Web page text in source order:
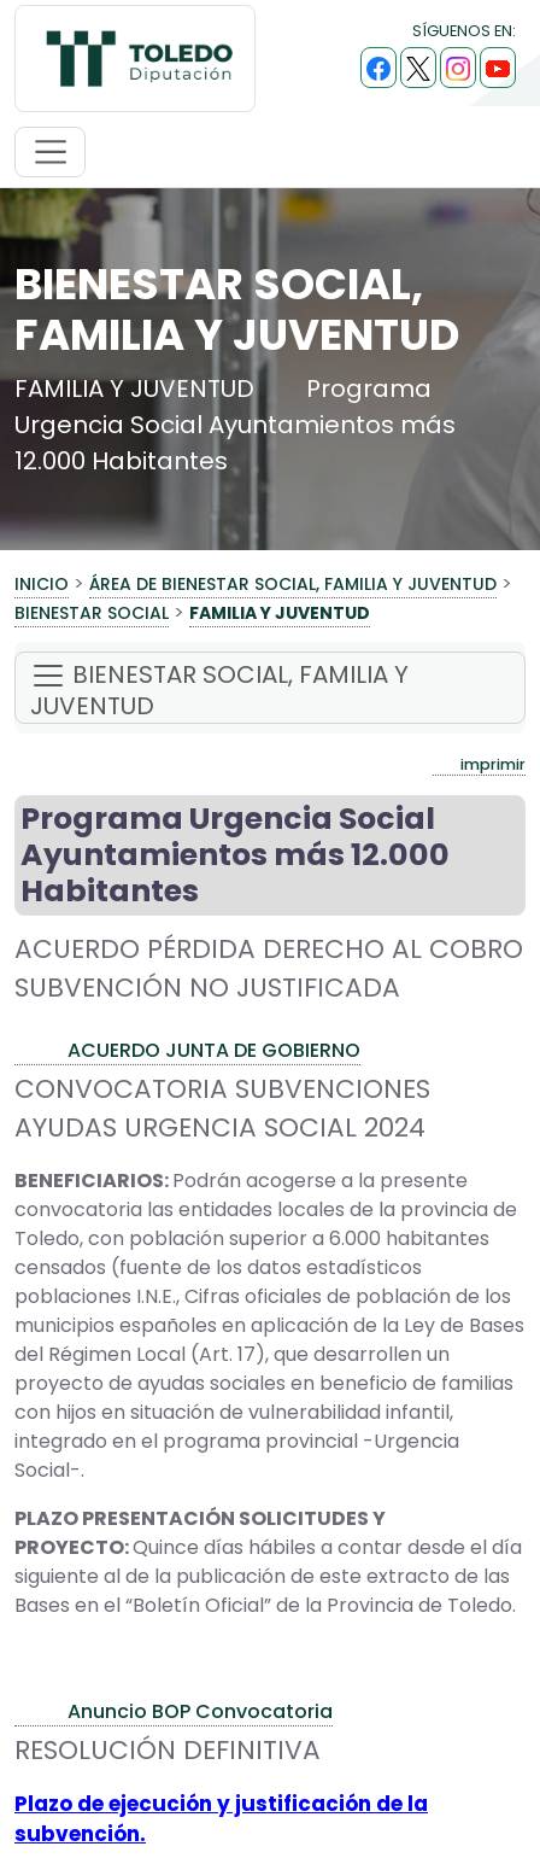
SÍGUENOS EN:
BIENESTAR SOCIAL,
FAMILIA Y JUVENTUD
FAMILIA Y JUVENTUD
Programa
Urgencia Social Ayuntamientos más
12.000 Habitantes
INICIO > ÁREA DE BIENESTAR SOCIAL, FAMILIA Y JUVENTUD >
BIENESTAR SOCIAL > FAMILIA Y JUVENTUD
BIENESTAR SOCIAL, FAMILIA Y
JUVENTUD
imprimir
Programa Urgencia Social
Ayuntamientos más 12.000
Habitantes
ACUERDO PÉRDIDA DERECHO AL COBRO
SUBVENCIÓN NO JUSTIFICADA
ACUERDO JUNTA DE GOBIERNO
CONVOCATORIA SUBVENCIONES
AYUDAS URGENCIA SOCIAL 2024
BENEFICIARIOS:Podrán acogerse a la presente
convocatoria las entidades locales de la provincia de
Toledo, con población superior a 6.000 habitantes
censados (fuente de los datos estadísticos
poblaciones I.N.E., Cifras oficiales de población de los
municipios españoles en aplicación de la Ley de Bases
del Régimen Local (Art. 17), que desarrollen un
proyecto de ayudas sociales en beneficio de familias
con hijos en situación de vulnerabilidad infantil,
integrado en el programa provincial -Urgencia
Social-.
PLAZO PRESENTACIÓN SOLICITUDES Y
PROYECTO:Quince días hábiles a contar desde el día
siguiente al de la publicación de este extracto de las
Bases en el “Boletín Oficial” de la Provincia de Toledo.
Anuncio BOP Convocatoria
RESOLUCIÓN DEFINITIVA
Plazo de ejecución y justificación de la
subvención.